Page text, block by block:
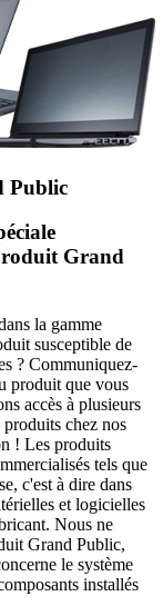
Public
Grand
la gamme
susceptible de
? Communiquez-
produit que vous
accès à plusieurs
chez nos
! Les produits
tels que
c'est à dire dans
et logicielles
Nous ne
Grand Public,
le système
installés